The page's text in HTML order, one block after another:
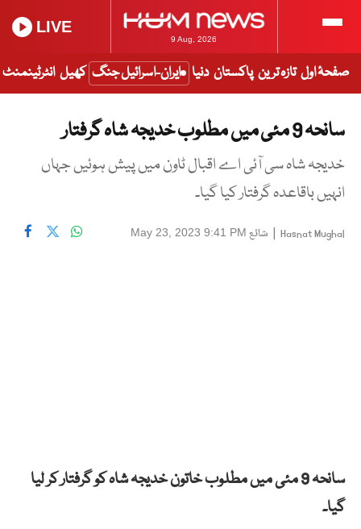
9 Aug, 2026
LIVE
صفحۂ اول تازہ ترین پاکستان دنیا ایران-اسرائیل جنگ کھیل انٹرٹینمنٹ
سانحہ 9 مئی میں مطلوب خدیجہ شاہ گرفتار
خدیجہ شاہ سی آئی اے اقبال ٹاون میں پیش ہوئیں جہاں
انہیں باقاعدہ گرفتار کیا گیا۔
Hasnat Mughal
| شائع May 23, 2023 9:41 PM
سانحہ 9 مئی میں مطلوب خاتون خدیجہ شاہ کو گرفتار کر لیا
گیا۔